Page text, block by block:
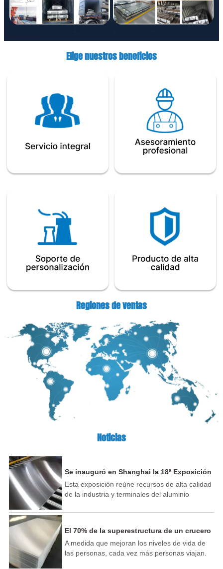
Elige nuestros beneficios
Regiones de ventas
Noticias
Se inauguró en Shanghai la 18ª Exposición
Internacional de la Industria del Aluminio
de China.
Esta exposición reúne recursos de alta calidad
de la industria y terminales del aluminio
líderes de la industria del aluminio y recién
tecnologías, nuevos productos y nuevas
aplicaciones en la industria del aluminio.
industria y más de 100 nuevos participantes
El 70% de la superestructura de un crucero
se puede fabricar con aluminio
A medida que mejoran los niveles de vida de
las personas, cada vez más personas viajan.